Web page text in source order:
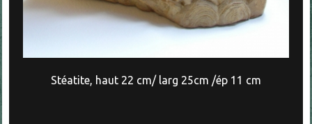
Stéatite, haut 22 cm/ larg 25cm /ép 11 cm